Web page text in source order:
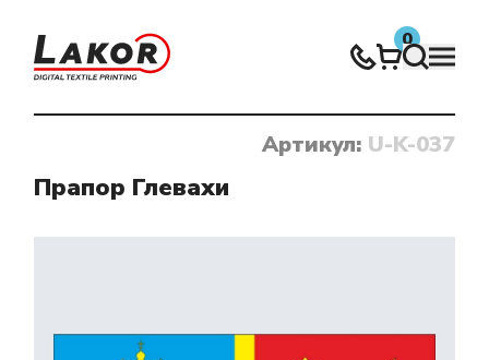
0
Нічого не знайдено
Артикул: U-K-037
Прапор Глевахи